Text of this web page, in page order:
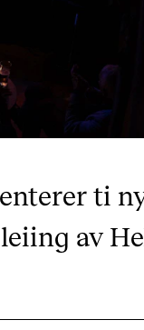
ti
av